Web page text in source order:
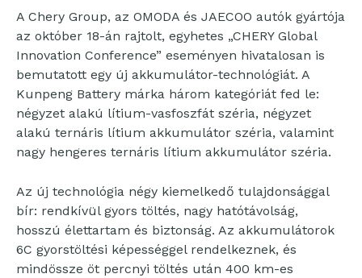
A Chery Group, az OMODA és JAECOO autók gyártója
az október 18-án rajtolt, egyhetes „CHERY Global
Innovation Conference” eseményen hivatalosan is
bemutatott egy új akkumulátor-technológiát. A
Kunpeng Battery márka három kategóriát fed le:
négyzet alakú lítium-vasfoszfát széria, négyzet
alakú ternáris lítium akkumulátor széria, valamint
nagy hengeres ternáris lítium akkumulátor széria.
Az új technológia négy kiemelkedő tulajdonsággal
bír: rendkívül gyors töltés, nagy hatótávolság,
hosszú élettartam és biztonság. Az akkumulátorok
6C gyorstöltési képességgel rendelkeznek, és
mindössze öt percnyi töltés után 400 km-es